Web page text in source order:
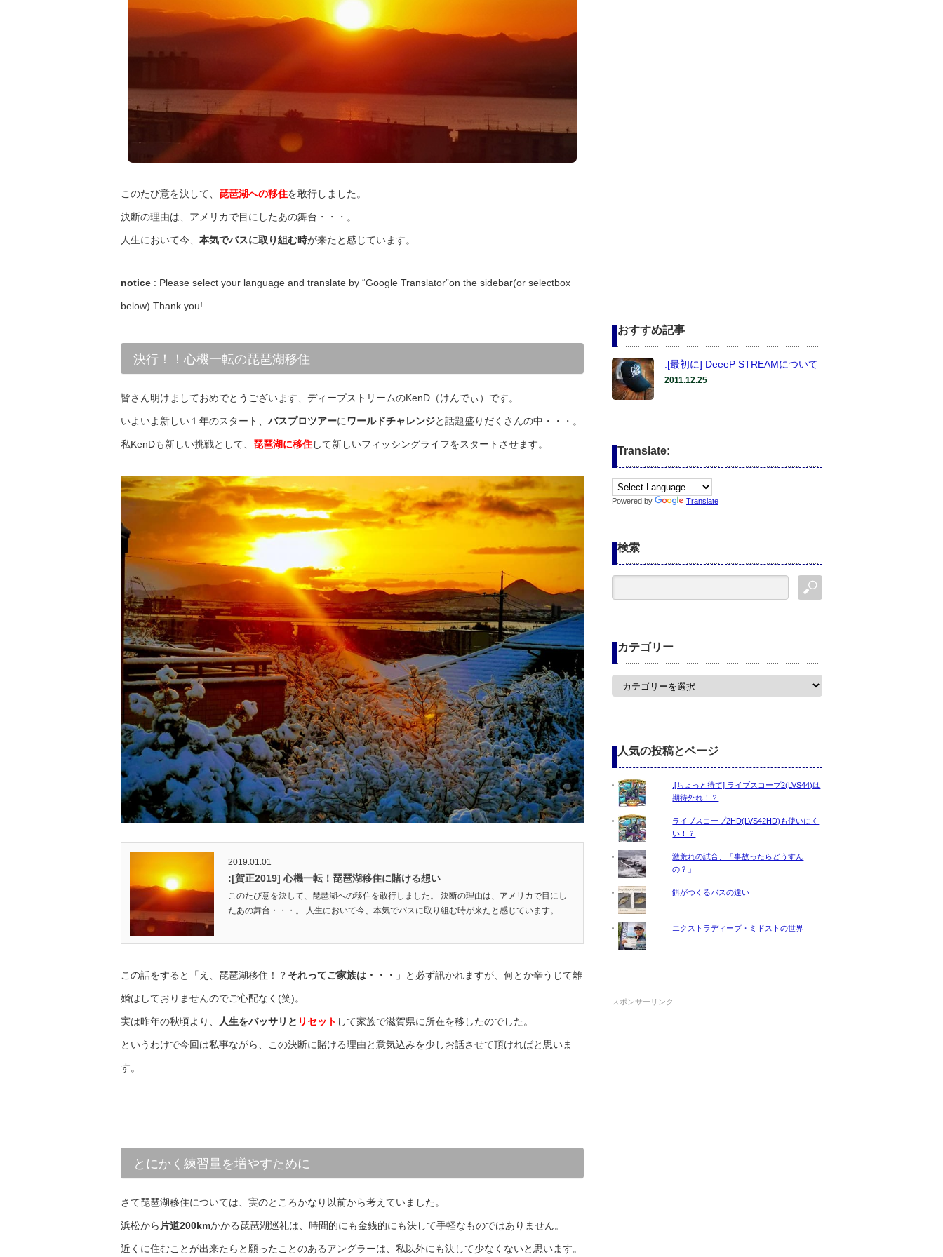
このたび意を決して、 琵琶湖への移住を敢行しました。
決断の理由は、アメリカで目にしたあの舞台・・・。
人生において今、 本気でバスに取り組む時が来たと感じています。
notice : Please select your language and translate by “Google Translator”on the sidebar(or selectbox
below).Thank you!
決行！！心機一転の琵琶湖移住
皆さん明けましておめでとうございます、ディープストリームのKenD（けんでぃ）です。
いよいよ新しい１年のスタート、 バスプロツアーに ワールドチャレンジと話題盛りだくさんの中・・・。
私KenDも新しい挑戦として、 琵琶湖に移住して新しいフィッシングライフをスタートさせます。
2019.01.01
:[賀正2019] 心機一転！琵琶湖移住に賭ける想い
このたび意を決して、琵琶湖への移住を敢行しました。 決断の理由は、アメリカで目にし
たあの舞台・・・。 人生において今、本気でバスに取り組む時が来たと感じています。 ...
この話をすると「え、琵琶湖移住！？ それってご家族は・・・ 」と必ず訊かれますが、何とか辛うじて離
婚はしておりませんのでご心配なく(笑)。
実は昨年の秋頃より、 人生をバッサリと リセット して家族で滋賀県に所在を移したのでした。
というわけで今回は私事ながら、この決断に賭ける理由と意気込みを少しお話させて頂ければと思いま
す。
とにかく練習量を増やすために
さて琵琶湖移住については、実のところかなり以前から考えていました。
浜松から片道200kmかかる琵琶湖巡礼は、時間的にも金銭的にも決して手軽なものではありません。
近くに住むことが出来たらと願ったことのあるアングラーは、私以外にも決して少なくないと思います。
おすすめ記事
:[最初に] DeeeP STREAMについて
2011.12.25
Translate:
Powered by Translate
検索
カテゴリー
カ
人気の投稿とページ
:[ちょっと待て] ライブスコープ2(LVS44)は
期待外れ！？
ライブスコープ2HD(LVS42HD)も使いにく
い！？
激荒れの試合、「事故ったらどうすん
の？」
餌がつくるバスの違い
エクストラディープ・ミドストの世界
スポンサーリンク